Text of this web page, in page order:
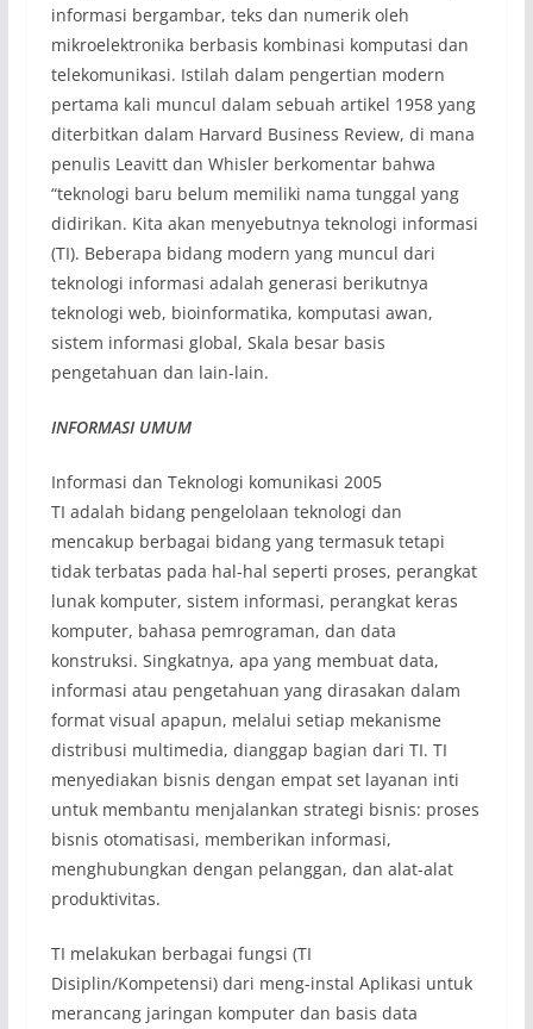
informasi bergambar, teks dan numerik oleh
mikroelektronika berbasis kombinasi komputasi dan
telekomunikasi. Istilah dalam pengertian modern
pertama kali muncul dalam sebuah artikel 1958 yang
diterbitkan dalam Harvard Business Review, di mana
penulis Leavitt dan Whisler berkomentar bahwa
“teknologi baru belum memiliki nama tunggal yang
didirikan. Kita akan menyebutnya teknologi informasi
(TI). Beberapa bidang modern yang muncul dari
teknologi informasi adalah generasi berikutnya
teknologi web, bioinformatika, komputasi awan,
sistem informasi global, Skala besar basis
pengetahuan dan lain-lain.
INFORMASI UMUM
Informasi dan Teknologi komunikasi 2005
TI adalah bidang pengelolaan teknologi dan
mencakup berbagai bidang yang termasuk tetapi
tidak terbatas pada hal-hal seperti proses, perangkat
lunak komputer, sistem informasi, perangkat keras
komputer, bahasa pemrograman, dan data
konstruksi. Singkatnya, apa yang membuat data,
informasi atau pengetahuan yang dirasakan dalam
format visual apapun, melalui setiap mekanisme
distribusi multimedia, dianggap bagian dari TI. TI
menyediakan bisnis dengan empat set layanan inti
untuk membantu menjalankan strategi bisnis: proses
bisnis otomatisasi, memberikan informasi,
menghubungkan dengan pelanggan, dan alat-alat
produktivitas.
TI melakukan berbagai fungsi (TI
Disiplin/Kompetensi) dari meng-instal Aplikasi untuk
merancang jaringan komputer dan basis data